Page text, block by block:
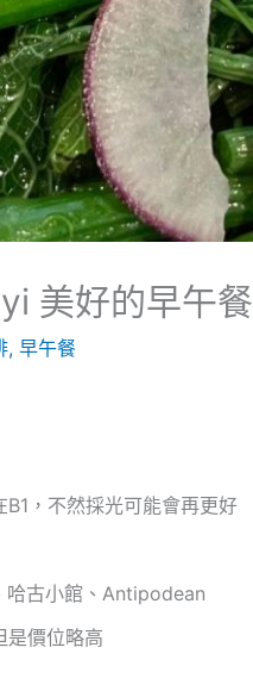
美好的早午餐
, 早午餐
，不然採光可能會再更好
哈古小館、Antipodean
是價位略高